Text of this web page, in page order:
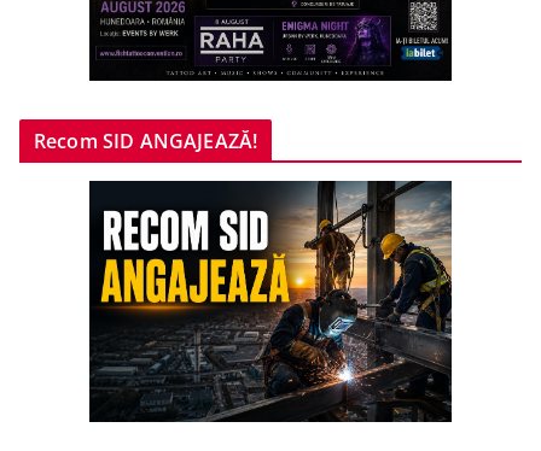
Recom SID ANGAJEAZĂ!